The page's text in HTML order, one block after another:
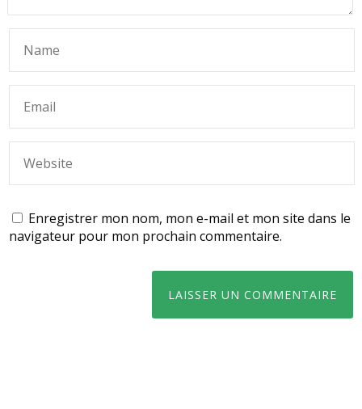
Enregistrer mon nom, mon e-mail et mon site dans le
navigateur pour mon prochain commentaire.